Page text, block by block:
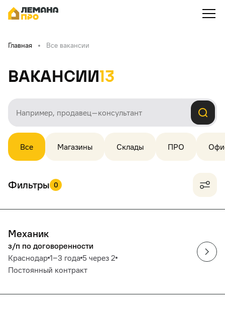
Главная Все вакансии
Вакансии13
Все Магазины Склады ПРО
Фильтры 0
Механик
з/п по договоренности
Краснодар 1‒3 года 5 через 2
Постоянный контракт